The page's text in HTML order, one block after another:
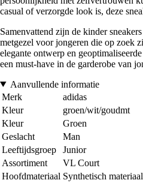
casual of verzorgde look is, deze
Samenvattend zijn de kinder
metgezel voor jongeren die op zoek
elegante ontwerp en
een must-have in de garderobe van
Aanvullende informatie
Merk
adidas
Kleur
groen/wit/goudmt
Kleur
Groen
Geslacht
Man
Leeftijdsgroep
Junior
Assortiment
VL Court
Hoofdmateriaal Synthetisch